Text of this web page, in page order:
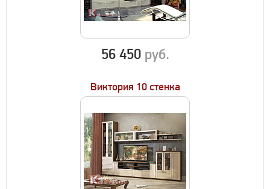
56 450 руб.
Виктория 10 стенка